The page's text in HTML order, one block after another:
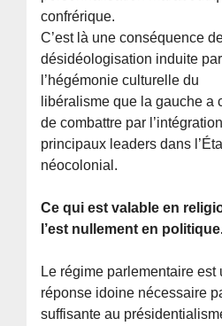
confrérique.
C’est là une conséquence
désidéologisation induite par
l’hégémonie culturelle du
libéralisme que la gauche a
de combattre par
principaux leaders dans
néocolonial.
Ce qui est valable en
l’est nullement en
Le régime parlementaire est
réponse idoine nécessaire
suffisante au